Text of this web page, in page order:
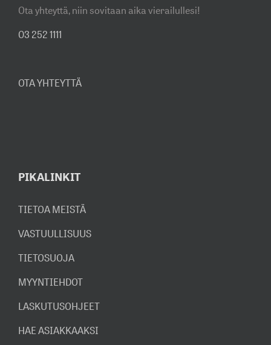
Ota yhteyttä, niin sovitaan aika vierailullesi!
03 252 1111
OTA YHTEYTTÄ
PIKALINKIT
TIETOA MEISTÄ
VASTUULLISUUS
TIETOSUOJA
MYYNTIEHDOT
LASKUTUSOHJEET
HAE ASIAKKAAKSI